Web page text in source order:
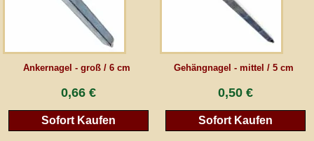
Ankernagel - groß / 6 cm
0,66 €
Sofort Kaufen
Gehängnagel - mittel / 5 cm
0,50 €
Sofort Kaufen
Mittelalter-Großhandel
AGB
Newsletter